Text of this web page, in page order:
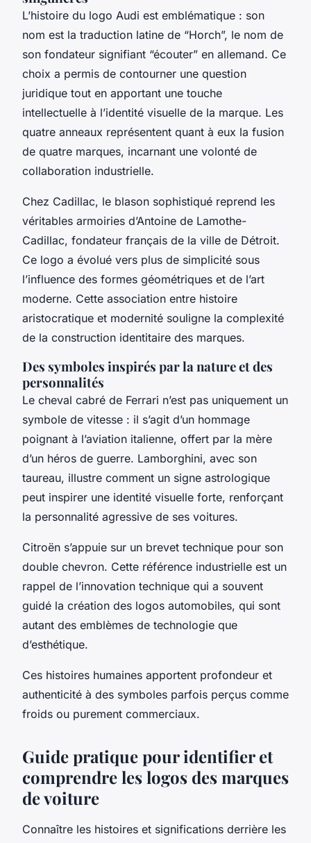
L’histoire du logo Audi est emblématique : son
nom est la traduction latine de “Horch”, le nom de
son fondateur signifiant “écouter” en allemand. Ce
choix a permis de contourner une question
juridique tout en apportant une touche
intellectuelle à l’identité visuelle de la marque. Les
quatre anneaux représentent quant à eux la fusion
de quatre marques, incarnant une volonté de
collaboration industrielle.
Chez Cadillac, le blason sophistiqué reprend les
véritables armoiries d’Antoine de Lamothe-
Cadillac, fondateur français de la ville de Détroit.
Ce logo a évolué vers plus de simplicité sous
l’influence des formes géométriques et de l’art
moderne. Cette association entre histoire
aristocratique et modernité souligne la complexité
de la construction identitaire des marques.
Des symboles inspirés par la nature et des
personnalités
Le cheval cabré de Ferrari n’est pas uniquement un
symbole de vitesse : il s’agit d’un hommage
poignant à l’aviation italienne, offert par la mère
d’un héros de guerre. Lamborghini, avec son
taureau, illustre comment un signe astrologique
peut inspirer une identité visuelle forte, renforçant
la personnalité agressive de ses voitures.
Citroën s’appuie sur un brevet technique pour son
double chevron. Cette référence industrielle est un
rappel de l’innovation technique qui a souvent
guidé la création des logos automobiles, qui sont
autant des emblèmes de technologie que
d’esthétique.
Ces histoires humaines apportent profondeur et
authenticité à des symboles parfois perçus comme
froids ou purement commerciaux.
Guide pratique pour identifier et
comprendre les logos des marques
de voiture
Connaître les histoires et significations derrière les